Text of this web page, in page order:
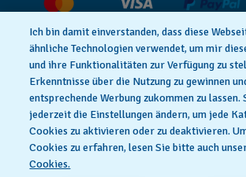
Verkaufs- und Lieferbedingungen
Vertrag widerrufen
Datenschutzerklärung
Nutzungsbedingungen
Ich bin damit einverstanden, dass diese
ähnliche Technologien verwendet, um mir
und ihre Funktionalitäten zur Verfügung zu
Erkenntnisse über die Nutzung zu gewinnen
entsprechende Werbung zukommen zu lassen.
jederzeit die Einstellungen ändern, um jede
Cookies zu aktivieren oder zu deaktivieren.
Cookies zu erfahren, lesen Sie bitte auch
Cookies.